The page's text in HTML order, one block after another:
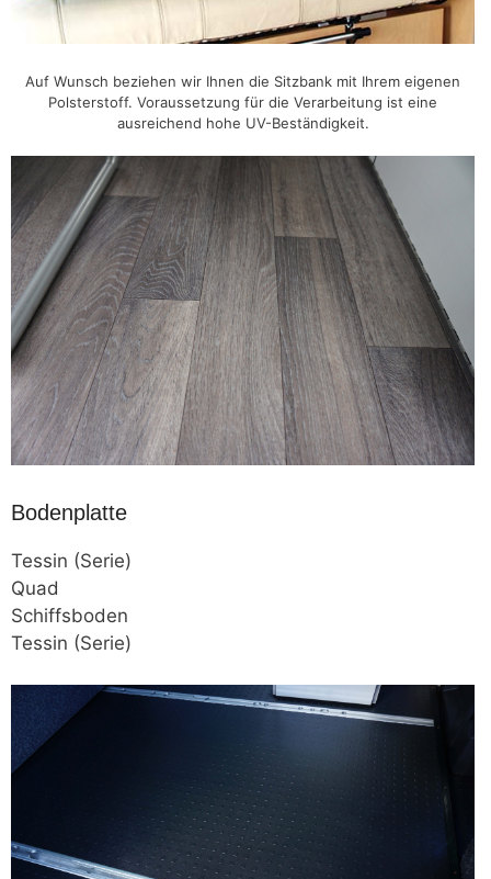
Auf Wunsch beziehen wir Ihnen die Sitzbank mit Ihrem eigenen
Polsterstoff. Voraussetzung für die Verarbeitung ist eine
ausreichend hohe UV-Beständigkeit.
Bodenplatte
Tessin (Serie)
Quad
Schiffsboden
Tessin (Serie)